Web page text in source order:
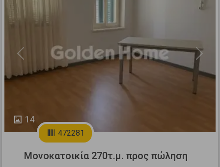
14
Previous Next
472281
Μονοκατοικία 270τ.μ. προς πώληση